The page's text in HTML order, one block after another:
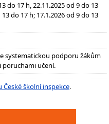
do 17 h, 22.11.2025 od 9 do 13
13 do 17 h; 17.1.2026 od 9 do 13
systematickou podporu žákům
poruchami učení.
České školní inspekce.